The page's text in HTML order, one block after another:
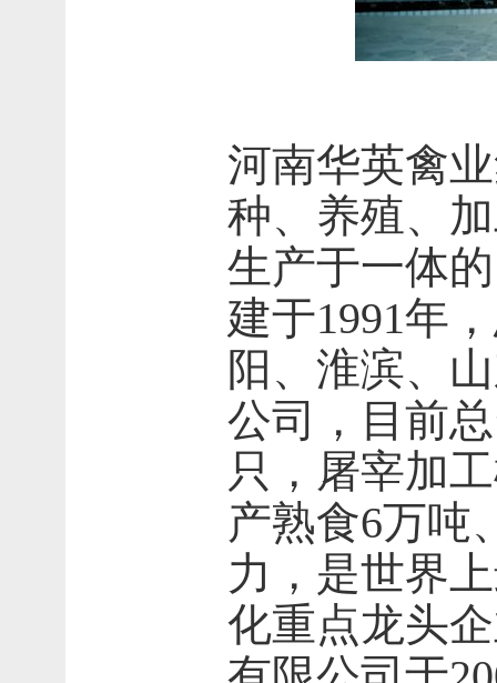
河南华英禽
种、养殖、
生产于一体
建于1991年
阳、淮滨、
公司，目前
只，屠宰加
产熟食6万吨
力，是世界
化重点龙头